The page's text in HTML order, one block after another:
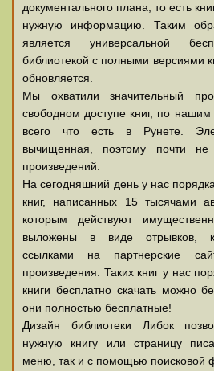
документального плана, то есть
нужную информацию. Таким
является универсальной
библиотекой с полными версиями
обновляется.
Мы охватили значительный
свободном доступе книг, по
всего что есть в Рунете.
вычищенная, поэтому почти не
произведений.
На сегодняшний день у нас
книг, написанных 15 тысячами
которым действуют
выложены в виде отрывков,
ссылками на партнерские
произведения. Таких книг у нас
книги бесплатно скачать можно
они полностью бесплатные!
Дизайн библиотеки Либок
нужную книгу или страницу
меню, так и с помощью поисковой